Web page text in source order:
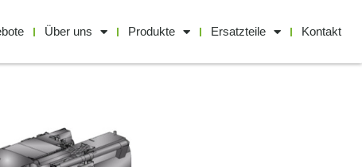
Über uns Produkte Ersatzteile Kontakt